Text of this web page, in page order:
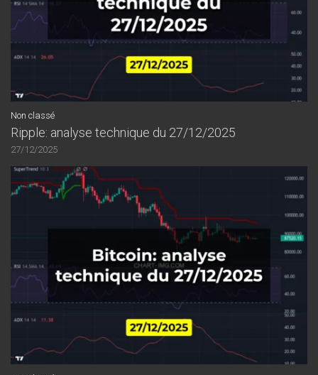
Non classé
Ripple: analyse technique du 27/12/2025
27/12/2025